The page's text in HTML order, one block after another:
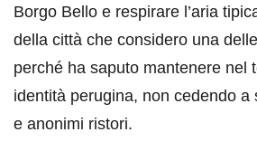
Borgo Bello e respirare l’aria
della città che considero una
perché ha saputo mantenere nel
identità perugina, non cedendo a
e anonimi ristori.